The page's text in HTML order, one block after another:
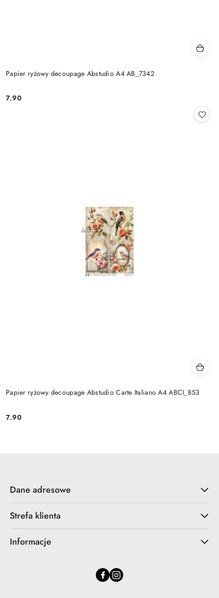
Papier ryżowy decoupage Abstudio A4 AB_7342
Cena:
7.90
Papier ryżowy decoupage Abstudio Carte Italiano A4 ABCI_853
Cena:
7.90
Dane adresowe
Strefa klienta
Informacje